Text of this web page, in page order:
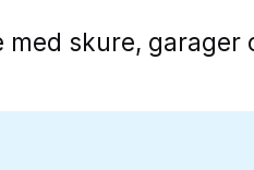
med skure, garager